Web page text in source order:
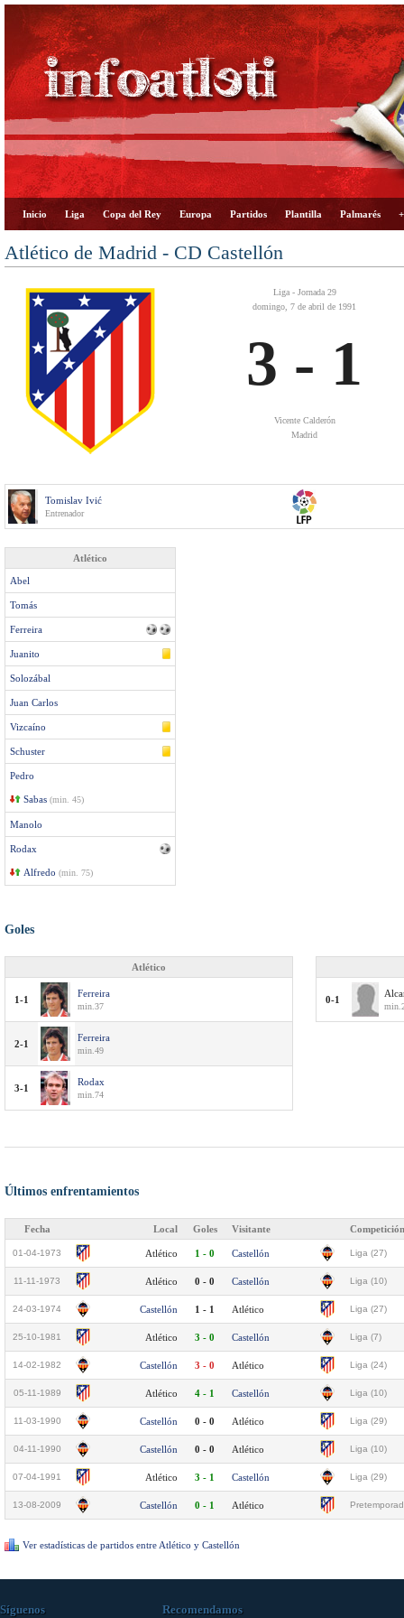
Inicio Liga Copa del Rey Europa Partidos Plantilla Palmarés
Atlético de Madrid - CD Castellón
Liga - Jornada 29
domingo, 7 de abril de 1991
3 - 1
Vicente Calderón
Madrid
Tomislav Ivić
Entrenador
Atlético
Abel
Tomás
Ferreira
Juanito
Solozábal
Juan Carlos
Vizcaíno
Schuster
Pedro
Sabas (min. 45)
Manolo
Rodax
Alfredo (min. 75)
Goles
Atlético
1-1
Ferreira
min.37
2-1
Ferreira
min.49
3-1
Rodax
min.74
0-1
Últimos enfrentamientos
Fecha Local Goles Visitante Competición
01-04-1973 Atlético 1 - 0 Castellón Liga (27)
11-11-1973 Atlético 0 - 0 Castellón Liga (10)
24-03-1974 Castellón 1 - 1 Atlético Liga (27)
25-10-1981 Atlético 3 - 0 Castellón Liga (7)
14-02-1982 Castellón 3 - 0 Atlético Liga (24)
05-11-1989 Atlético 4 - 1 Castellón Liga (10)
11-03-1990 Castellón 0 - 0 Atlético Liga (29)
04-11-1990 Castellón 0 - 0 Atlético Liga (10)
07-04-1991 Atlético 3 - 1 Castellón Liga (29)
13-08-2009 Castellón 0 - 1 Atlético
Ver estadísticas de partidos entre Atlético y Castellón
Síguenos Recomendamos